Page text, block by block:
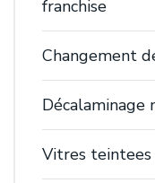
franchise
Changement
Décalaminage
Vitres teintees